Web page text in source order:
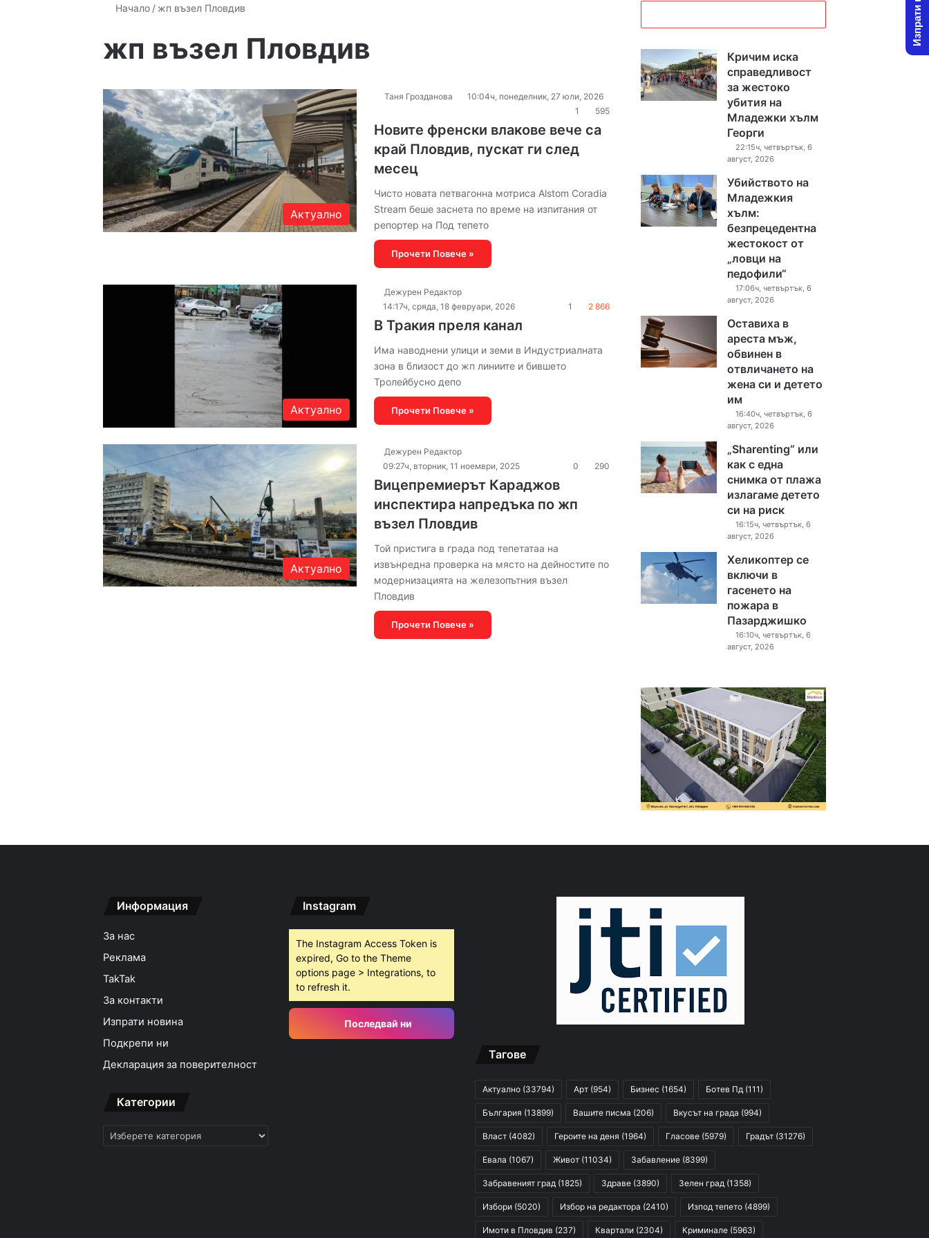
Начало / жп възел Пловдив
жп възел Пловдив
Актуално
Таня Грозданова
10:04ч, понеделник, 27 юли, 2026
1
595
Новите френски влакове вече са
край Пловдив, пускат ги след
месец
Чисто новата петвагонна мотриса Alstom Coradia
Stream беше заснета по време на изпитания от
репортер на Под тепето
Прочети Повече »
Актуално
Дежурен Редактор
14:17ч, сряда, 18 февруари, 2026
1 2 866
В Тракия преля канал
Има наводнени улици и земи в Индустриалната
зона в близост до жп линиите и бившето
Тролейбусно депо
Прочети Повече »
Актуално
Дежурен Редактор
09:27ч, вторник, 11 ноември, 2025
0 290
Вицепремиерът Караджов
инспектира напредъка по жп
възел Пловдив
Той пристига в града под тепетатаа на
извънредна проверка на място на дейностите по
модернизацията на железопътния възел
Пловдив
Прочети Повече »
Кричим иска
справедливост
за жестоко
убития на
Младежки хълм
Георги
22:15ч, четвъртък, 6
август, 2026
Убийството на
Младежкия
хълм:
безпрецедентна
жестокост от
„ловци на
педофили“
17:06ч, четвъртък, 6
август, 2026
Оставиха в
ареста мъж,
обвинен в
отвличането на
жена си и детето
им
16:40ч, четвъртък, 6
август, 2026
„Sharenting“ или
как с една
снимка от плажа
излагаме детето
си на риск
16:15ч, четвъртък, 6
август, 2026
Хеликоптер се
включи в
гасенето на
пожара в
Пазарджишко
16:10ч, четвъртък, 6
август, 2026
Информация
За нас
Реклама
TakTak
За контакти
Изпрати новина
Подкрепи ни
Декларация за поверителност
Категории
Категории
Instagram
The Instagram Access Token is
expired, Go to the Theme
options page > Integrations, to
to refresh it.
Последвай ни
Тагове
Актуално (33794) Арт (954) Бизнес (1654) Ботев Пд (111)
България (13899) Вашите писма (206) Вкусът на града (994)
Власт (4082) Героите на деня (1964) Гласове (5979) Градът (31276)
Евала (1067) Живот (11034) Забавление (8399)
Забравеният град (1825) Здраве (3890) Зелен град (1358)
Избори (5020) Избор на редактора (2410) Изпод тепето (4899)
Имоти в Пловдив (237) Квартали (2304) Криминале (5963)